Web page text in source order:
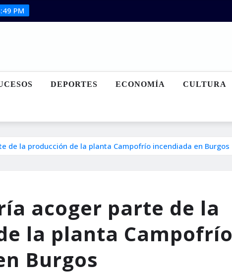
PM
DEPORTES ECONOMÍA CULTURA
de la producción de la planta Campofrío incendiada en Burgos
acoger parte de la
la planta Campofrío
Burgos